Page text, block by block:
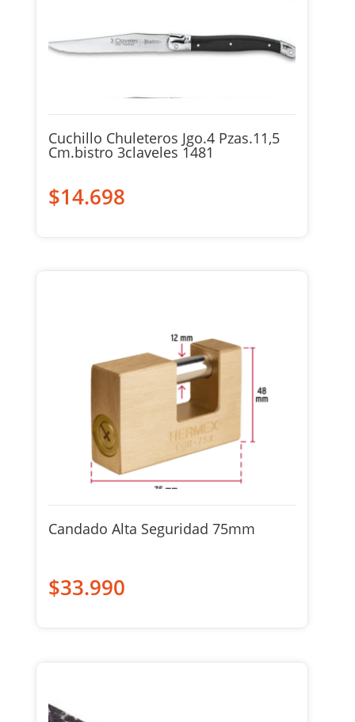
Cuchillo Chuleteros Jgo.4 Pzas.11,5
Cm.bistro 3claveles 1481
$14.698
Candado Alta Seguridad 75mm
$33.990